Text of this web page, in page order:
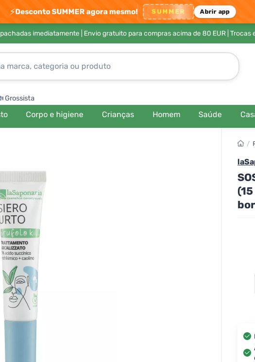
⚡Desconto SUMMER agora mesmo! SUMMER Abrir app
imediatamente | Envio gratuito para compras acima de 80 EUR| Trocas
Grossista
Corpo e higiene Crianças Homem Saúde
/